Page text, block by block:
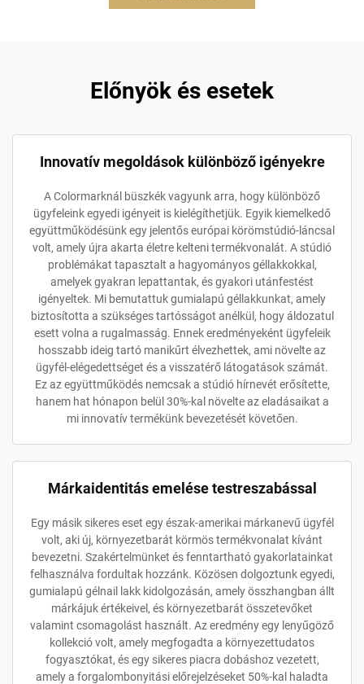
Előnyök és esetek
Innovatív megoldások különböző igényekre
A Colormarknál büszkék vagyunk arra, hogy különböző
ügyfeleink egyedi igényeit is kielégíthetjük. Egyik kiemelkedő
együttműködésünk egy jelentős európai körömstúdió-láncsal
volt, amely újra akarta életre kelteni termékvonalát. A stúdió
problémákat tapasztalt a hagyományos géllakkokkal,
amelyek gyakran lepattantak, és gyakori utánfestést
igényeltek. Mi bemutattuk gumialapú géllakkunkat, amely
biztosította a szükséges tartósságot anélkül, hogy áldozatul
esett volna a rugalmasság. Ennek eredményeként ügyfeleik
hosszabb ideig tartó manikűrt élvezhettek, ami növelte az
ügyfél-elégedettséget és a visszatérő látogatások számát.
Ez az együttműködés nemcsak a stúdió hírnevét erősítette,
hanem hat hónapon belül 30%-kal növelte az eladásaikat a
mi innovatív termékünk bevezetését követően.
Márkaidentitás emelése testreszabással
Egy másik sikeres eset egy észak-amerikai márkanevű ügyfél
volt, aki új, környezetbarát körmös termékvonalat kívánt
bevezetni. Szakértelmünket és fenntartható gyakorlatainkat
felhasználva fordultak hozzánk. Közösen dolgoztunk egyedi,
gumialapú gélnail lakk kidolgozásán, amely összhangban állt
márkájuk értékeivel, és környezetbarát összetevőket
valamint csomagolást használt. Az eredmény egy lenyűgöző
kollekció volt, amely megfogadta a környezettudatos
fogyasztókat, és egy sikeres piacra dobáshoz vezetett,
amely a forgalombonyitási előrejelzéseket 50%-kal haladta